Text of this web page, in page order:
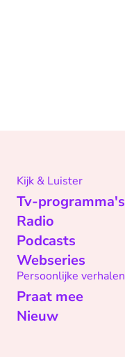
Kijk & Luister
Tv-programma's
Radio
Podcasts
Webseries
Persoonlijke verhalen
Praat mee
Nieuw